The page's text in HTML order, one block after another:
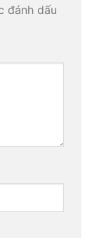
đánh dấu